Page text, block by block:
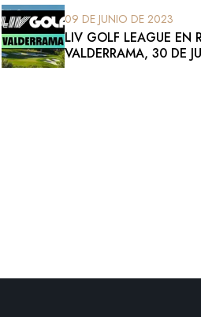
09 DE JUNIO DE 2023
LIV GOLF LEAGUE EN
VALDERRAMA, 30 DE